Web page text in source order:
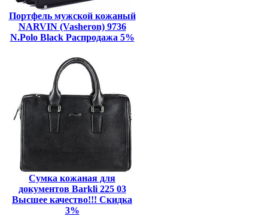
Портфель мужской кожаный
NARVIN (Vasheron) 9736
N.Polo Black Распродажа 5%
Сумка кожаная для
документов Barkli 225 03
Высшее качество!!! Скидка
3%